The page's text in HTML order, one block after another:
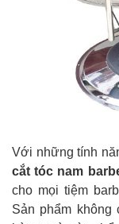
Với những tính
cắt tóc nam
cho mọi tiệm
Sản phẩm không